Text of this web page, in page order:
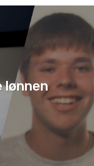
lønnen